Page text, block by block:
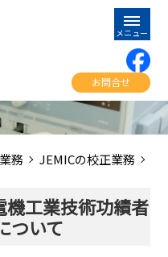
お問合せ
務 JEMICの校正業務
工業技術功績者
ついて